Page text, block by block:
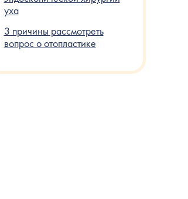
уха
3 причины рассмотреть
вопрос о отопластике